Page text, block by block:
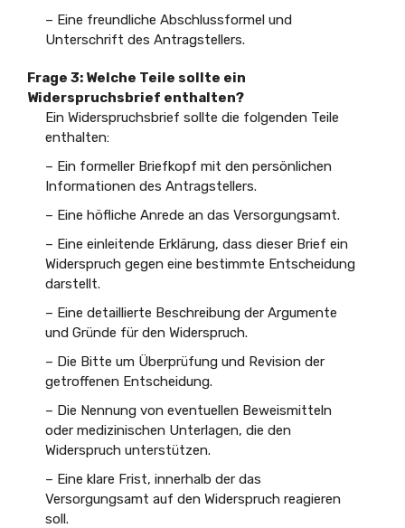
– Eine freundliche Abschlussformel und
Unterschrift des Antragstellers.
Frage 3: Welche Teile sollte ein
Widerspruchsbrief enthalten?
Ein Widerspruchsbrief sollte die folgenden Teile
enthalten:
– Ein formeller Briefkopf mit den persönlichen
Informationen des Antragstellers.
– Eine höfliche Anrede an das Versorgungsamt.
– Eine einleitende Erklärung, dass dieser Brief ein
Widerspruch gegen eine bestimmte Entscheidung
darstellt.
– Eine detaillierte Beschreibung der Argumente
und Gründe für den Widerspruch.
– Die Bitte um Überprüfung und Revision der
getroffenen Entscheidung.
– Die Nennung von eventuellen Beweismitteln
oder medizinischen Unterlagen, die den
Widerspruch unterstützen.
– Eine klare Frist, innerhalb der das
Versorgungsamt auf den Widerspruch reagieren
soll.